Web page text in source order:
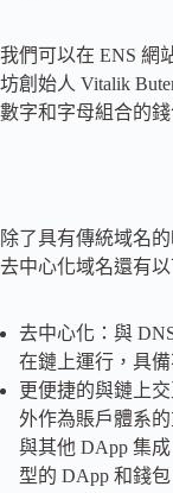
我們可以在 ENS 網
坊創始人 Vitalik
數字和字母組合的錢
除了具有傳統域名
去中心化域名還有以
去中心化：與
在鏈上運行，具
更便捷的與鏈上
外作為賬戶體系
與其他 DApp 集
型的 DApp 和錢